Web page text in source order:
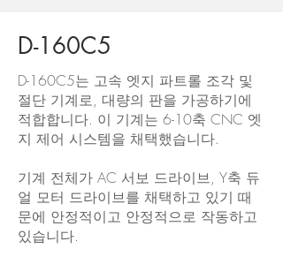
D-160C5
D-160C5는 고속 엣지 파트롤 조각 및
절단 기계로, 대량의 판을 가공하기에
적합합니다. 이 기계는 6-10축 CNC 엣
지 제어 시스템을 채택했습니다.
기계 전체가 AC 서보 드라이브, Y축 듀
얼 모터 드라이브를 채택하고 있기 때
문에 안정적이고 안정적으로 작동하고
있습니다.